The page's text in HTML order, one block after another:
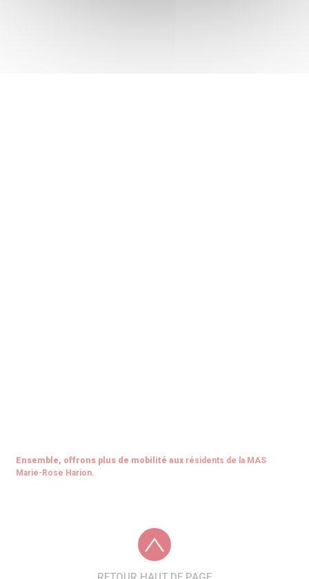
Ensemble, offrons plus de mobilité aux résidents de la MAS
Marie-Rose Harion.